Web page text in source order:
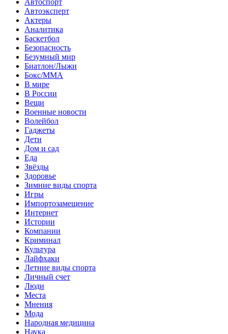
Автоэксперт
Актеры
Аналитика
Баскетбол
Безопасность
Безумный мир
Биатлон/Лыжи
Бокс/MMA
В мире
В России
Вещи
Военные новости
Волейбол
Гаджеты
Дети
Дом и сад
Еда
Звёзды
Здоровье
Зимние виды спорта
Игры
Импортозамещение
Интернет
Истории
Компании
Криминал
Культура
Лайфхаки
Летние виды спорта
Личный счет
Люди
Места
Мнения
Мода
Народная медицина
Наука